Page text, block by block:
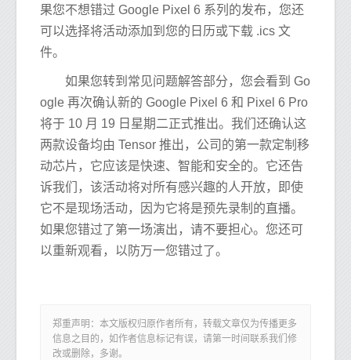
果您不想错过 Google Pixel 6 系列的发布，您还
可以选择将活动添加到您的日历或下载 .ics 文
件。
如果您转到常见问题解答部分，您会看到 Go
ogle 再次确认新的 Google Pixel 6 和 Pixel 6 Pro
将于 10 月 19 日星期二正式推出。我们还确认这
两款设备均由 Tensor 推出，公司的第一款定制移
动芯片，它应该是快速、智能和安全的。它还告
诉我们，该活动将对所有感兴趣的人开放，即使
它不是现场活动，因为它将是预先录制的直播。
如果您错过了第一场演出，请不要担心。您还可
以重新观看，以防万一您错过了。
郑重声明：本文版权归原作者所有，转载文章仅为传播更多
信息之目的，如作者信息标记有误，请第一时间联系我们修
改或删除，多谢。